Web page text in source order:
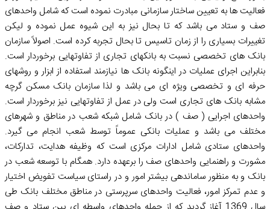
فعالیت ها به تعیین ساختار سازمانی مبادرت نموده است که شامل واحدهای
صف و ستاد می باشد که تا بحال نیز به این شیوه عمل نموده و لیکن
تغییرات بسیاری را از زمان تاسیس تا بحال تجربه کرده است. اصولاً سازمان
بانک های تخصصی نسبت به بانکهای تجاری از تفاوتهایی برخوردار است.
بنابراین اجرای عملیات در اینگونه بانک ها نیازمند استفاده از ابزار و روشهای
حرفه ای و تخصصی ویژه ای می باشد و لذا سازمان بانک مسکن گرچه
مشابه بانک های تجاری است ولی در عمل از تفاوتهایی نیز برخوردار است.
واحدهای اجرایی ( صف ) در بانک شامل شبکه شعب در مناطق و شهرهای
مختلف می باشد و عملیات بانکی عموماً توسط شعب انجام می گیرد.
واحدهای ستادی شامل ادارات مرکزی است که وظیفه هدایت، تدارکات،
مشورت و راهنمایی واحدهای صف را برعهده دارد. همگام با توسعه شعب در
بانک و به منظور ساماندهی بیشتر امور و در راستای سیاست تفویض اختیار
و عدم تمرکز امور، فعالیت واحدهای سرپرستی در مناطق مختلف بانک طی